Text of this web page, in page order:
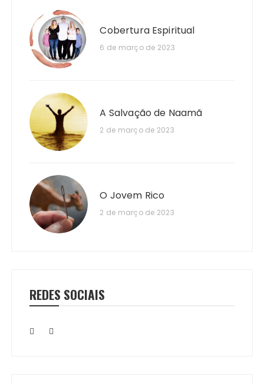
Cobertura Espiritual
6 de março de 2023
A Salvação de Naamã
2 de março de 2023
O Jovem Rico
2 de março de 2023
REDES SOCIAIS